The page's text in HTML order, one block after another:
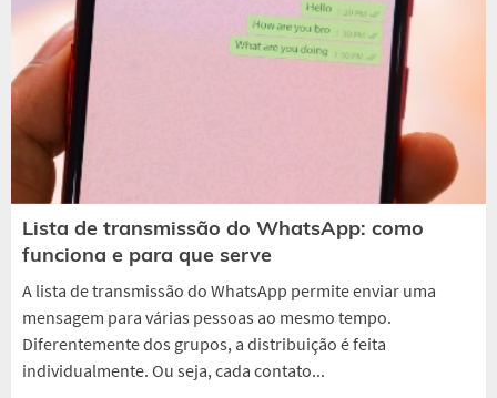
Lista de transmissão do WhatsApp: como
funciona e para que serve
A lista de transmissão do WhatsApp permite enviar uma
mensagem para várias pessoas ao mesmo tempo.
Diferentemente dos grupos, a distribuição é feita
individualmente. Ou seja, cada contato...